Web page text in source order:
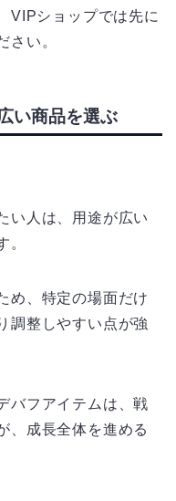
VIPショップでは先に
さい。
い商品を選ぶ
い人は、用途が広い
。
め、特定の場面だけ
調整しやすい点が強
バフアイテムは、戦
、成長全体を進める